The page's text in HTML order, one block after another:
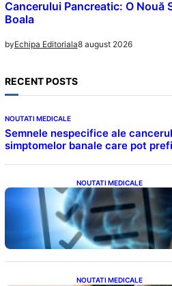
Cancerului Pancreatic: O Nouă
Boala
byEchipa Editoriala8 august 2026
RECENT POSTS
NOUTATI MEDICALE
Semnele nespecifice ale
simptomelor banale care pot
NOUTATI MEDICALE
Inteligența dincolo
ridicat care nu țin
NOUTATI MEDICALE